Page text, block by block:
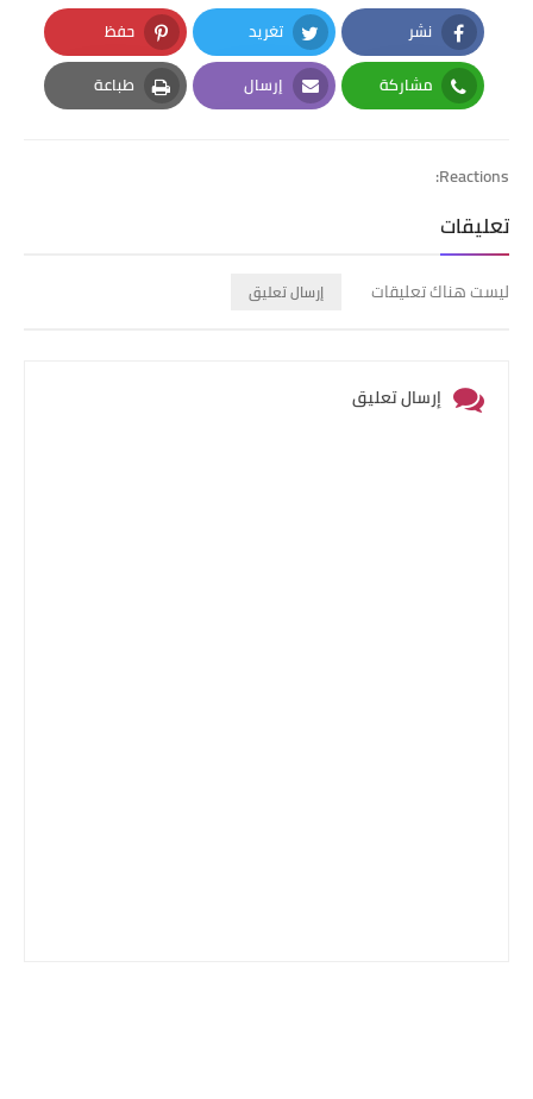
نشر
Facebook
تغريد
Twitter
حفظ
Pinterest
مشاركة
Whatsapp
إرسال
Email
طباعة
Print
Reactions:
تعليقات
ليست هناك تعليقات إرسال تعليق
إرسال تعليق